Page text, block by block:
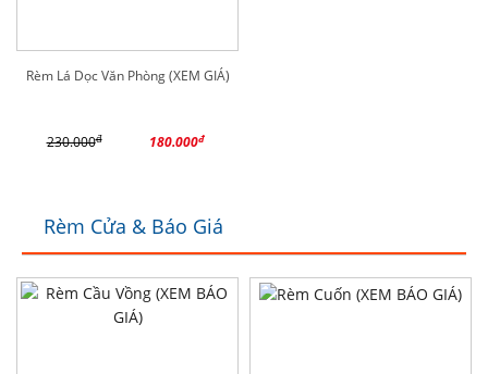
Rèm Lá Dọc Văn Phòng (XEM GIÁ)
230.000đ 180.000đ
Rèm Cửa & Báo Giá